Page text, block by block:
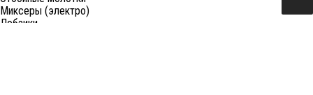
Миксеры (электро)
Лобзики